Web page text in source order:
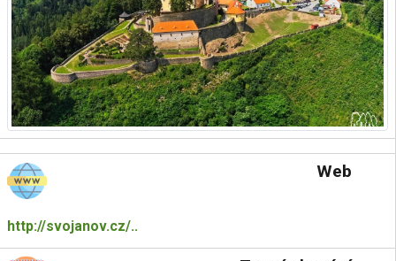
Web
http://svojanov.cz/..